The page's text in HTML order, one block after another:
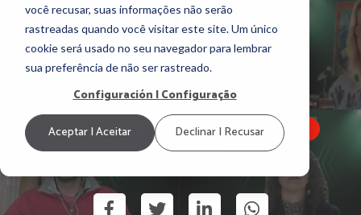
você recusar, suas informações não serão
rastreadas quando você visitar este site. Um único
cookie será usado no seu navegador para lembrar
sua preferência de não ser rastreado.
Configuración | Configuração
Aceptar | Aceitar Declinar | Recusar
EQUIPO
porJosé Guerra
16 marzo, 2021
Tendencias HR
Cultura Organizacional